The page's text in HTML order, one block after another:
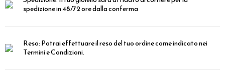
spedizione in 48/72 ore dalla conferma
Reso:Potrai effettuare il reso del tuo ordine come indicato nei
Termini e Condizioni.